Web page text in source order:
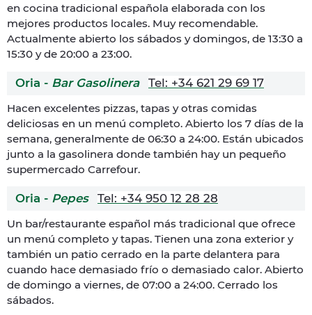
en cocina tradicional española elaborada con los
mejores productos locales. Muy recomendable.
Actualmente abierto los sábados y domingos, de 13:30 a
15:30 y de 20:00 a 23:00.
Oria - Bar Gasolinera Tel: +34 621 29 69 17
Hacen excelentes pizzas, tapas y otras comidas
deliciosas en un menú completo. Abierto los 7 días de la
semana, generalmente de 06:30 a 24:00. Están ubicados
junto a la gasolinera donde también hay un pequeño
supermercado Carrefour.
Oria - Pepes Tel: +34 950 12 28 28
Un bar/restaurante español más tradicional que ofrece
un menú completo y tapas. Tienen una zona exterior y
también un patio cerrado en la parte delantera para
cuando hace demasiado frío o demasiado calor. Abierto
de domingo a viernes, de 07:00 a 24:00. Cerrado los
sábados.